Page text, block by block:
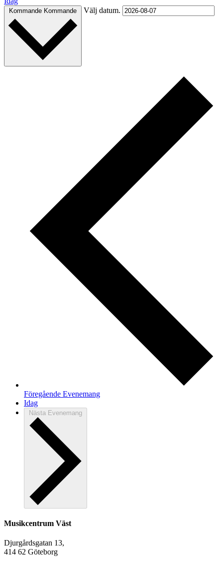
Kommande Kommande Välj datum.
Föregående Evenemang
Idag
Nästa Evenemang
Musikcentrum Väst
Djurgårdsgatan 13,
414 62 Göteborg